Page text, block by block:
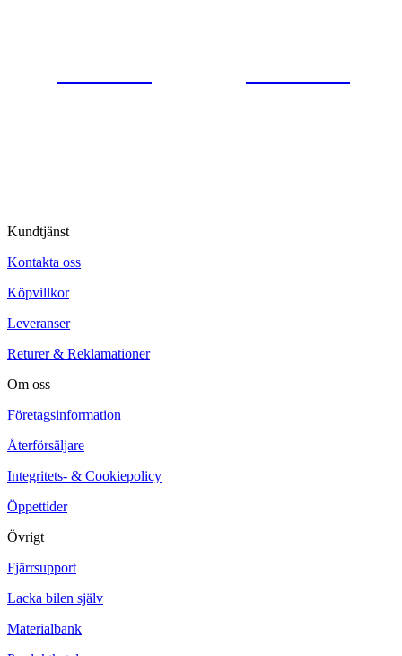
Kundtjänst
Kontakta oss
Köpvillkor
Leveranser
Returer & Reklamationer
Om oss
Företagsinformation
Återförsäljare
Integritets- & Cookiepolicy
Öppettider
Övrigt
Fjärrsupport
Lacka bilen själv
Materialbank